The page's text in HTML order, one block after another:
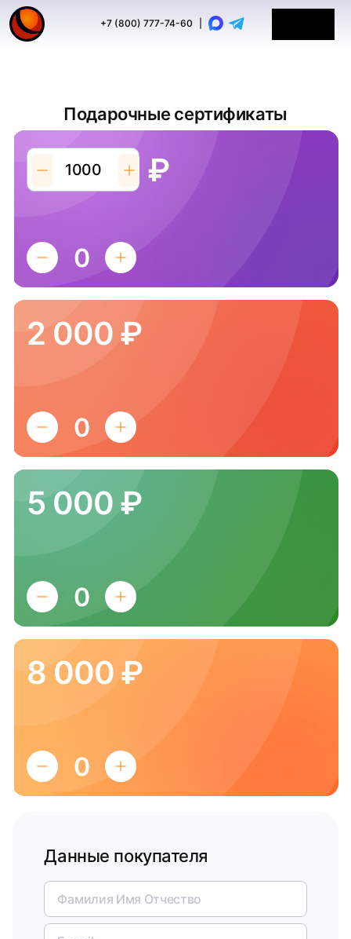
+7 (800) 777-74-60
Подарочные сертификаты
₽
2 000 ₽
5 000 ₽
8 000 ₽
Данные покупателя